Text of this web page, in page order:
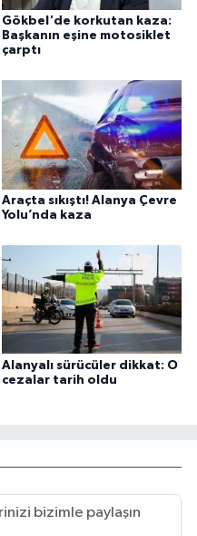
Gökbel'de korkutan kaza:
Başkanın eşine motosiklet
çarptı
Araçta sıkıştı! Alanya Çevre
Yolu’nda kaza
Alanyalı sürücüler dikkat: O
cezalar tarih oldu